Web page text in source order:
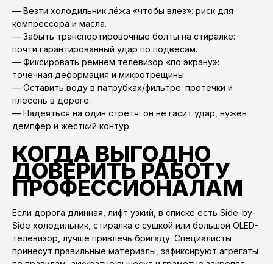
— Везти холодильник лёжа «чтобы влез»: риск для
компрессора и масла.
— Забыть транспортировочные болты на стиралке:
почти гарантированный удар по подвесам.
— Фиксировать ремнём телевизор «по экрану»:
точечная деформация и микротрещины.
— Оставить воду в патрубках/фильтре: протечки и
плесень в дороге.
— Надеяться на один стретч: он не гасит удар, нужен
демпфер и жёсткий контур.
КОГДА ВЫГОДНО
ДОВЕРИТЬ РАБОТУ
ПРОФЕССИОНАЛАМ
Если дорога длинная, лифт узкий, в списке есть Side-by-
Side холодильник, стиралка с сушкой или большой OLED-
телевизор, лучше привлечь бригаду. Специалисты
принесут правильные материалы, зафиксируют агрегаты